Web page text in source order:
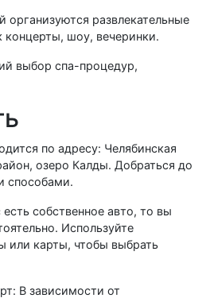
организуются развлекательные
концерты, шоу, вечеринки.
выбор спа-процедур,
по адресу: Челябинская
озеро Калды. Добраться до
способами.
собственное авто, то вы
Используйте
или карты, чтобы выбрать
В зависимости от